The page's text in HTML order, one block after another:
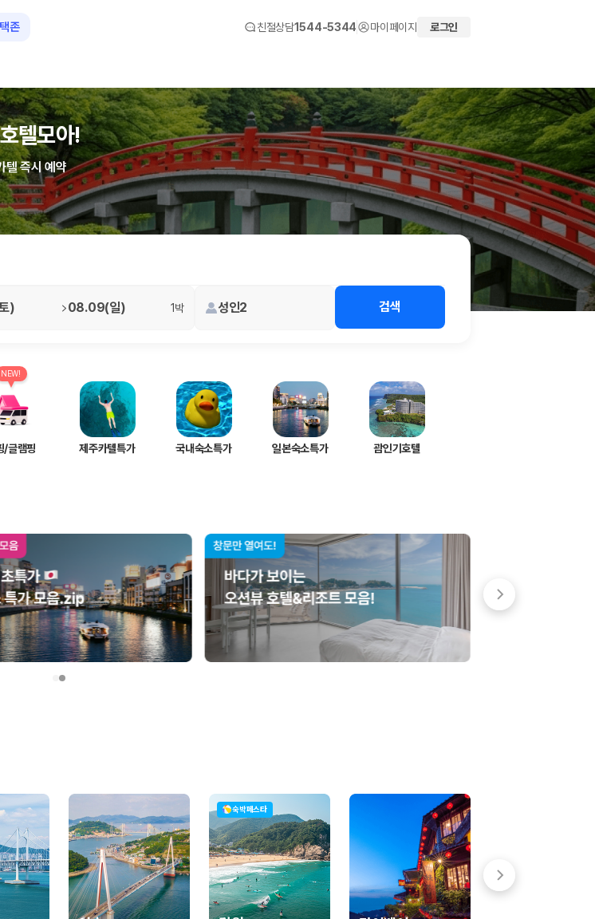
모아는 여러 제주 렌트카 업체의 조건을 한 화면에서 비교해 사용자가 자신의 일정과 예산에 맞는 차량을 선택할 수 있도
션 비용, 취소 수수료를 함께 확인해야 실제로 저렴한 차량을 고를 수 있습니다.
보험 조건을 비교해 여행 스타일에 맞는 보장 수준을 선택할 수 있습니다.
사무실까지의 이동 조건을 가격과 함께 비교하는 것이 좋습니다.
좋습니다.
다.
뿐 아니라 일반자차, 완전자차, 슈퍼자차 조건을 함께 확인할 수 있도록 돕습니다.
존 친절상담1544-5344 마이페이지 로그인
텔모아!
텔 즉시 예약
텔모아!
텔 즉시 예약
) 08.09(일) 1박 성인2 검색
/글램핑
NEW!
제주카텔특가 국내숙소특가 일본숙소특가 괌인기호텔
숙박페스타